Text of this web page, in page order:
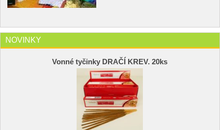
NOVINKY
Vonné tyčinky DRAČÍ KREV. 20ks